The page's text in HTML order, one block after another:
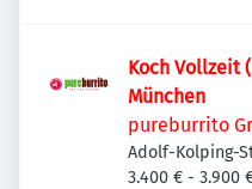
Koch
München
pureburrito
Adolf-Kolping-
Deutschland
3.400 € - 3.900